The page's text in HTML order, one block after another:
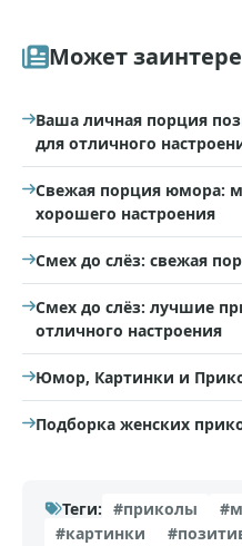
Может
Ваша личная порция
для отличного
Свежая порция юмора:
хорошего настроения
Смех до слёз: свежая
Смех до слёз: лучшие
отличного настроения
Юмор, Картинки и
Подборка женских
Теги: #приколы
#картинки